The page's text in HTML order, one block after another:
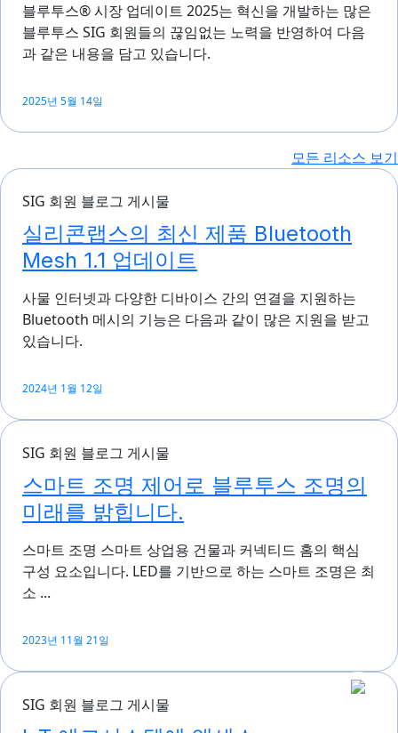
블루투스® 시장 업데이트 2025는 혁신을 개발하는 많은
블루투스 SIG 회원들의 끊임없는 노력을 반영하여 다음
과 같은 내용을 담고 있습니다.
2025년 5월 14일
모든 리소스 보기
SIG 회원 블로그 게시물
실리콘랩스의 최신 제품 Bluetooth
Mesh 1.1 업데이트
사물 인터넷과 다양한 디바이스 간의 연결을 지원하는
Bluetooth 메시의 기능은 다음과 같이 많은 지원을 받고
있습니다.
2024년 1월 12일
SIG 회원 블로그 게시물
스마트 조명 제어로 블루투스 조명의
미래를 밝힙니다.
스마트 조명 스마트 상업용 건물과 커넥티드 홈의 핵심
구성 요소입니다. LED를 기반으로 하는 스마트 조명은 최
소 ...
2023년 11월 21일
SIG 회원 블로그 게시물